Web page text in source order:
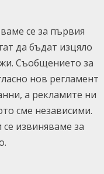
се за първия
да бъдат изцяло
Съобщението за
нов регламент
а рекламите ни
сме независими.
извиняваме за